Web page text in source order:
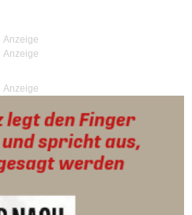
Anzeige